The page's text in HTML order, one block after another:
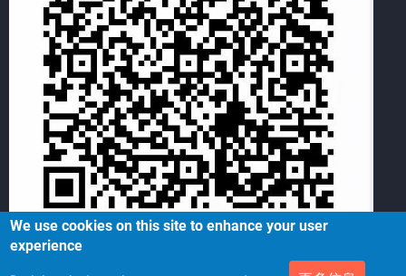
We use cookies on this site to enhance your user
experience